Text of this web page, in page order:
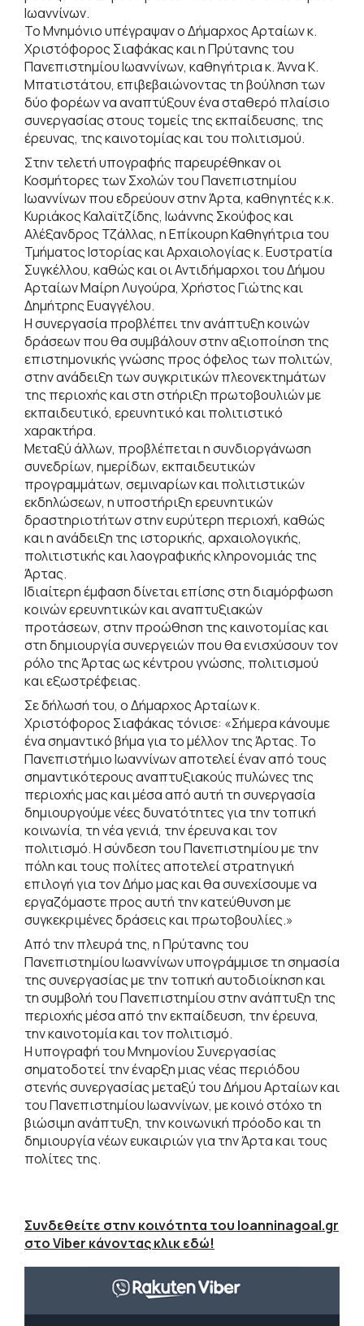
Ιωαννίνων.
Το Μνημόνιο υπέγραψαν ο Δήμαρχος Αρταίων κ.
Χριστόφορος Σιαφάκας και η Πρύτανης του
Πανεπιστημίου Ιωαννίνων, καθηγήτρια κ. Άννα Κ.
Μπατιστάτου, επιβεβαιώνοντας τη βούληση των
δύο φορέων να αναπτύξουν ένα σταθερό πλαίσιο
συνεργασίας στους τομείς της εκπαίδευσης, της
έρευνας, της καινοτομίας και του πολιτισμού.
Στην τελετή υπογραφής παρευρέθηκαν οι
Κοσμήτορες των Σχολών του Πανεπιστημίου
Ιωαννίνων που εδρεύουν στην Άρτα, καθηγητές κ.κ.
Κυριάκος Καλαϊτζίδης, Ιωάννης Σκούφος και
Αλέξανδρος Τζάλλας, η Επίκουρη Καθηγήτρια του
Τμήματος Ιστορίας και Αρχαιολογίας κ. Ευστρατία
Συγκέλλου, καθώς και οι Αντιδήμαρχοι του Δήμου
Αρταίων Μαίρη Λυγούρα, Χρήστος Γιώτης και
Δημήτρης Ευαγγέλου.
Η συνεργασία προβλέπει την ανάπτυξη κοινών
δράσεων που θα συμβάλουν στην αξιοποίηση της
επιστημονικής γνώσης προς όφελος των πολιτών,
στην ανάδειξη των συγκριτικών πλεονεκτημάτων
της περιοχής και στη στήριξη πρωτοβουλιών με
εκπαιδευτικό, ερευνητικό και πολιτιστικό
χαρακτήρα.
Μεταξύ άλλων, προβλέπεται η συνδιοργάνωση
συνεδρίων, ημερίδων, εκπαιδευτικών
προγραμμάτων, σεμιναρίων και πολιτιστικών
εκδηλώσεων, η υποστήριξη ερευνητικών
δραστηριοτήτων στην ευρύτερη περιοχή, καθώς
και η ανάδειξη της ιστορικής, αρχαιολογικής,
πολιτιστικής και λαογραφικής κληρονομιάς της
Άρτας.
Ιδιαίτερη έμφαση δίνεται επίσης στη διαμόρφωση
κοινών ερευνητικών και αναπτυξιακών
προτάσεων, στην προώθηση της καινοτομίας και
στη δημιουργία συνεργειών που θα ενισχύσουν τον
ρόλο της Άρτας ως κέντρου γνώσης, πολιτισμού
και εξωστρέφειας.
Σε δήλωσή του, ο Δήμαρχος Αρταίων κ.
Χριστόφορος Σιαφάκας τόνισε: «Σήμερα κάνουμε
ένα σημαντικό βήμα για το μέλλον της Άρτας. Το
Πανεπιστήμιο Ιωαννίνων αποτελεί έναν από τους
σημαντικότερους αναπτυξιακούς πυλώνες της
περιοχής μας και μέσα από αυτή τη συνεργασία
δημιουργούμε νέες δυνατότητες για την τοπική
κοινωνία, τη νέα γενιά, την έρευνα και τον
πολιτισμό. Η σύνδεση του Πανεπιστημίου με την
πόλη και τους πολίτες αποτελεί στρατηγική
επιλογή για τον Δήμο μας και θα συνεχίσουμε να
εργαζόμαστε προς αυτή την κατεύθυνση με
συγκεκριμένες δράσεις και πρωτοβουλίες.»
Από την πλευρά της, η Πρύτανης του
Πανεπιστημίου Ιωαννίνων υπογράμμισε τη σημασία
της συνεργασίας με την τοπική αυτοδιοίκηση και
τη συμβολή του Πανεπιστημίου στην ανάπτυξη της
περιοχής μέσα από την εκπαίδευση, την έρευνα,
την καινοτομία και τον πολιτισμό.
Η υπογραφή του Μνημονίου Συνεργασίας
σηματοδοτεί την έναρξη μιας νέας περιόδου
στενής συνεργασίας μεταξύ του Δήμου Αρταίων και
του Πανεπιστημίου Ιωαννίνων, με κοινό στόχο τη
βιώσιμη ανάπτυξη, την κοινωνική πρόοδο και τη
δημιουργία νέων ευκαιριών για την Άρτα και τους
πολίτες της.
Συνδεθείτε στην κοινότητα του Ioanninagoal.gr
στο Viber κάνοντας κλικ εδώ!